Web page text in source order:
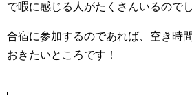
で暇に感じる人がたくさんいるのでし
合宿に参加するのであれば、空き時
おきたいところです！